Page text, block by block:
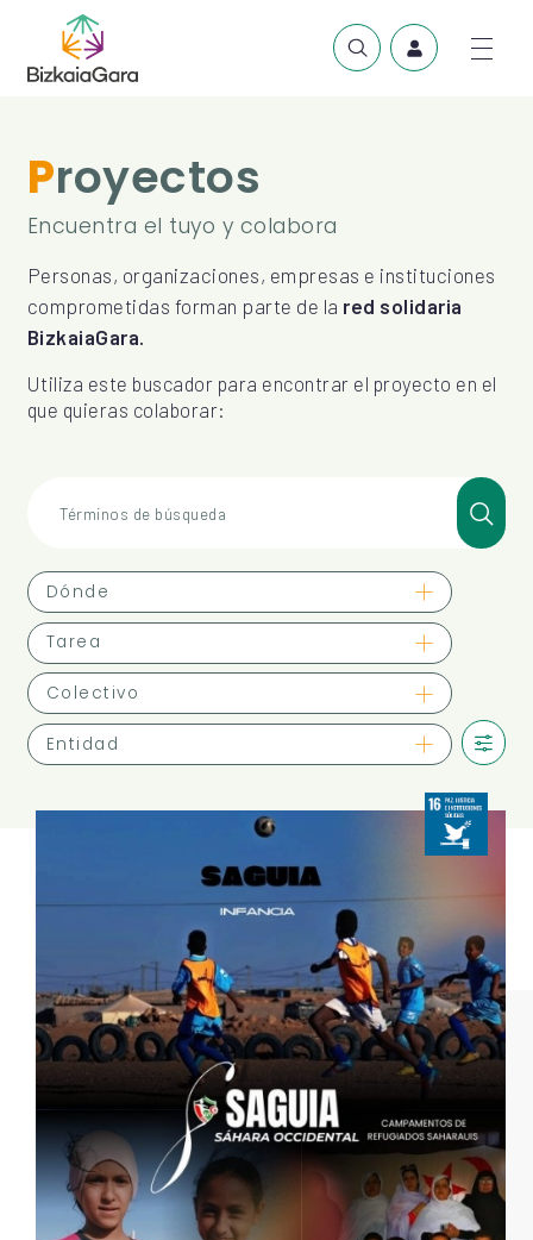
Proyectos
Encuentra el tuyo y colabora
Personas, organizaciones, empresas e instituciones
comprometidas forman parte de la red solidaria
BizkaiaGara.
Utiliza este buscador para encontrar el proyecto en el
que quieras colaborar:
Términos de búsqueda
Dónde
Tarea
Colectivo
Entidad